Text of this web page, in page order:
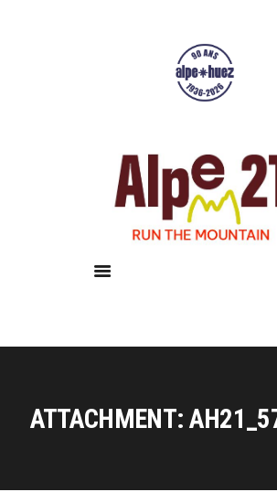
ATTACHMENT:
Résultats
Galerie
Infos pratiques